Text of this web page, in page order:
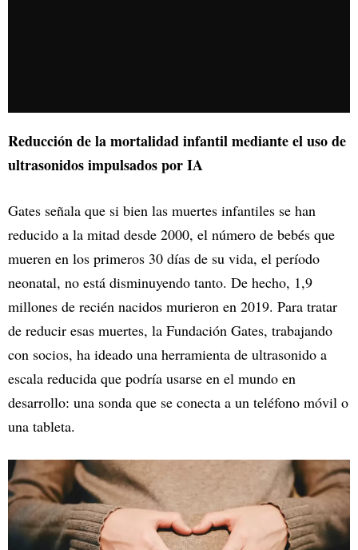
Reducción de la mortalidad infantil mediante el uso de
ultrasonidos impulsados por IA
Gates señala que si bien las muertes infantiles se han
reducido a la mitad desde 2000, el número de bebés que
mueren en los primeros 30 días de su vida, el período
neonatal, no está disminuyendo tanto. De hecho, 1,9
millones de recién nacidos murieron en 2019. Para tratar
de reducir esas muertes, la Fundación Gates, trabajando
con socios, ha ideado una herramienta de ultrasonido a
escala reducida que podría usarse en el mundo en
desarrollo: una sonda que se conecta a un teléfono móvil o
una tableta.